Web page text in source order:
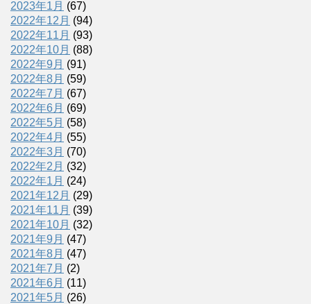
2023年1月 (67)
2022年12月 (94)
2022年11月 (93)
2022年10月 (88)
2022年9月 (91)
2022年8月 (59)
2022年7月 (67)
2022年6月 (69)
2022年5月 (58)
2022年4月 (55)
2022年3月 (70)
2022年2月 (32)
2022年1月 (24)
2021年12月 (29)
2021年11月 (39)
2021年10月 (32)
2021年9月 (47)
2021年8月 (47)
2021年7月 (2)
2021年6月 (11)
2021年5月 (26)